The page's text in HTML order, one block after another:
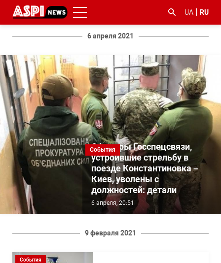
UA RU
6 апреля 2021
События
Офицеры Госспецсвязи,
устроившие стрельбу в
поезде Константиновка –
Киев, уволены с
должностей: детали
6 апреля, 20:51
9 февраля 2021
События
#ООС
#боротьба
з
корупцією
#гфс #Киев #коронавірус